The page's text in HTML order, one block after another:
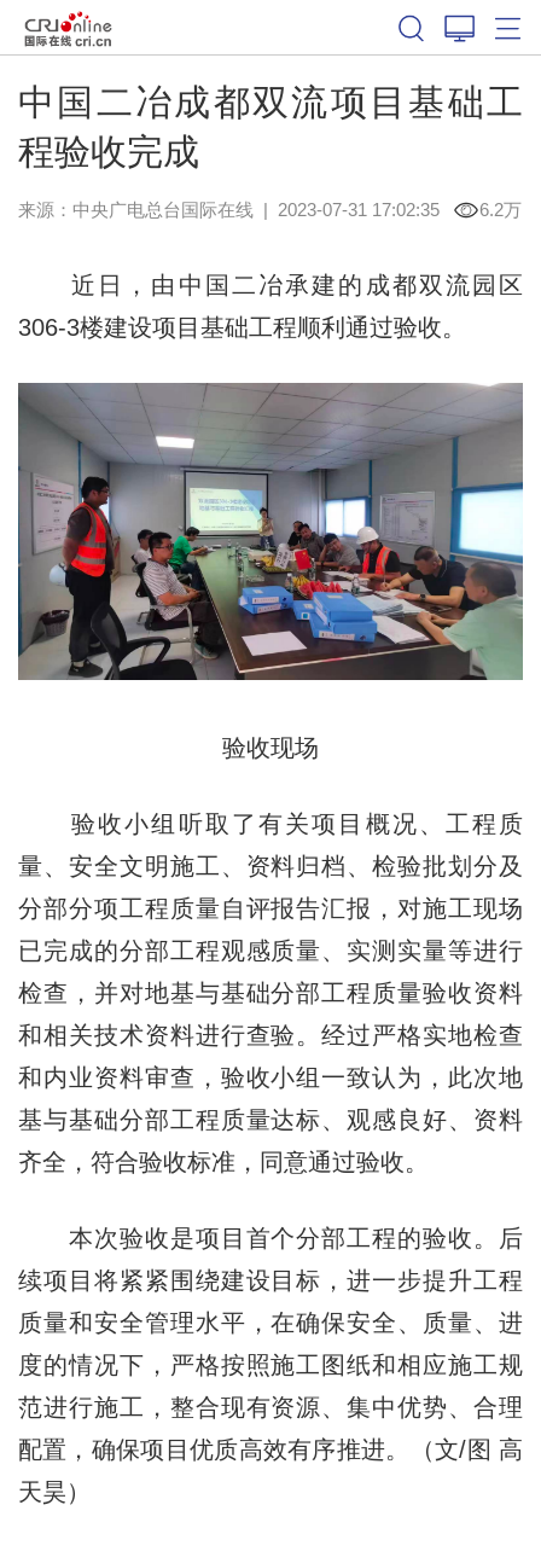
中国二冶成都双流项目基础工
程验收完成
来源：中央广电总台国际在线| 2023-07-31 17:02:35 6.2万
近日，由中国二冶承建的成都双流园区
306-3楼建设项目基础工程顺利通过验收。
验收现场
验收小组听取了有关项目概况、工程质
量、安全文明施工、资料归档、检验批划分及
分部分项工程质量自评报告汇报，对施工现场
已完成的分部工程观感质量、实测实量等进行
检查，并对地基与基础分部工程质量验收资料
和相关技术资料进行查验。经过严格实地检查
和内业资料审查，验收小组一致认为，此次地
基与基础分部工程质量达标、观感良好、资料
齐全，符合验收标准，同意通过验收。
本次验收是项目首个分部工程的验收。后
续项目将紧紧围绕建设目标，进一步提升工程
质量和安全管理水平，在确保安全、质量、进
度的情况下，严格按照施工图纸和相应施工规
范进行施工，整合现有资源、集中优势、合理
配置，确保项目优质高效有序推进。（文/图 高
天昊）